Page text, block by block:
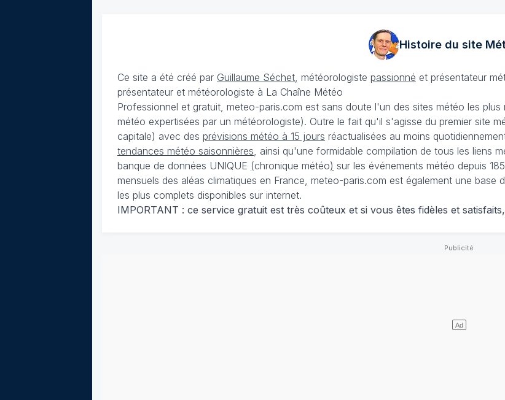
Histoire du site
Ce site a été créé par Guillaume Séchet , météorologiste passionné et présentateur
présentateur et météorologiste à La Chaîne Météo
Professionnel et gratuit, meteo-paris.com est sans doute l'un des sites météo les
météo expertisées par un météorologiste). Outre le fait qu'il s'agisse du premier site
capitale) avec des prévisions météo à 15 jours réactualisées au moins
tendances météo saisonnières , ainsi qu'une formidable compilation de tous les liens
banque de données UNIQUE (chronique météo) sur les événements météo depuis
mensuels des aléas climatiques en France, meteo-paris.com est également une
les plus complets disponibles sur internet.
IMPORTANT : ce service gratuit est très coûteux et si vous êtes fidèles et